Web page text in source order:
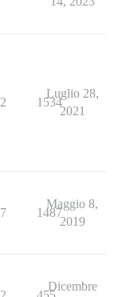
2 1534
Luglio 28,
2021
7 1487
Maggio 8,
2019
Dicembre